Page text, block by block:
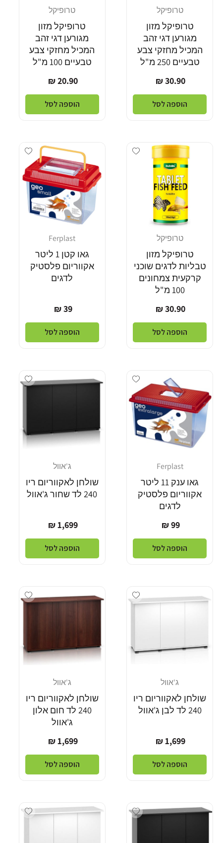
טרופיקל
טרופיקל מזון
מגורען דגי זהב
המכיל מחזקי צבע
טבעיים 250 מ"ל
מחיר
רגיל
30.90 ₪
הוספה לסל
טרופיקל
טרופיקל מזון
מגורען דגי זהב
המכיל מחזקי צבע
טבעיים 100 מ"ל
מחיר
רגיל
20.90 ₪
הוספה לסל
Add wishlist
טרופיקל
טרופיקל מזון
טבליות לדגים שוכני
קרקעית צמחונים
100 מ"ל
מחיר
רגיל
30.90 ₪
הוספה לסל
wishlist
Ferplast
גאו קטן 1 ליטר
אקווריום פלסטיק
לדגים
מחיר
רגיל
39 ₪
הוספה לסל
Add wishlist
Ferplast
גאו ענק 11 ליטר
אקווריום פלסטיק
לדגים
מחיר
רגיל
99 ₪
הוספה לסל
Add wishlist
ג'אוול
שולחן לאקווריום ריו
240 לד שחור ג'אוול
מחיר
רגיל
1,699 ₪
הוספה לסל
Add wishlist
ג'אוול
שולחן לאקווריום ריו
240 לד לבן ג'אוול
מחיר
רגיל
1,699 ₪
הוספה לסל
Add wishlist
ג'אוול
שולחן לאקווריום ריו
240 לד חום אלון
ג'אוול
מחיר
רגיל
1,699 ₪
הוספה לסל
Add wishlist
Add wishlist